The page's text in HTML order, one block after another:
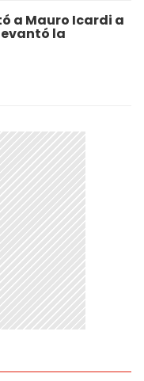
a Mauro Icardi a
la